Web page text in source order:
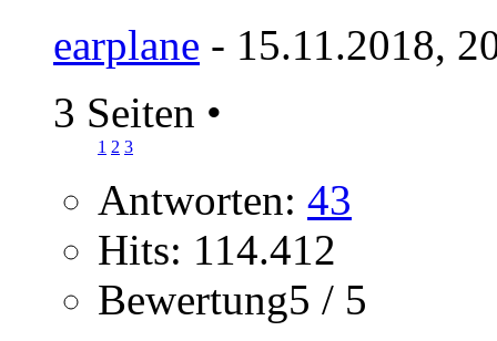
earplane - 15.11.2018,
3 Seiten •
1 2 3
Antworten: 43
Hits: 114.412
Bewertung5 / 5